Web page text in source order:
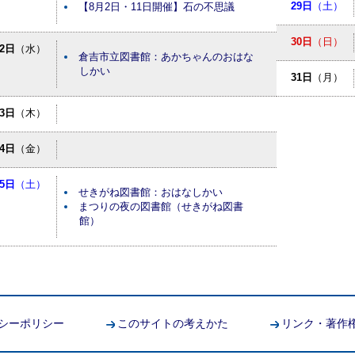
【8月2日・11日開催】石の不思議
日 （水）
倉吉市立図書館：あかちゃんのおはな
しかい
日 （木）
日 （金）
日 （土）
せきがね図書館：おはなしかい
まつりの夜の図書館（せきがね図書
館）
29日 （土）
30日 （日）
31日 （月）
ーポリシー このサイトの考えかた リンク・著作